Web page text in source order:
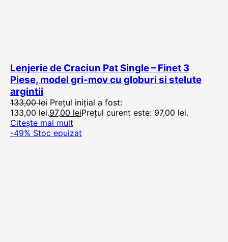
Lenjerie de Craciun Pat Single – Finet 3
Piese, model gri-mov cu globuri si stelute
argintii
133,00lei Prețul inițial a fost:
133,00 lei.97,00 leiPrețul curent este: 97,00 lei.
Citește mai mult
-49% Stoc epuizat